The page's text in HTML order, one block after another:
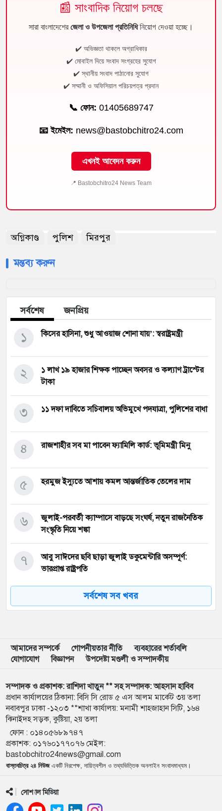
📰 সাংবাদিক নিয়োগ চলছে
সারা বাংলাদেশেরজেলা ও উপজেলা প্রতিনিধিনিয়োগ দেওয়া হচ্ছে।
✔️ অভিজ্ঞতা থাকলে অগ্রাধিকার
✔️ মোবাইল দিয়ে সংবাদ সংগ্রহের সুযোগ
✔️ স্থানীয় সংবাদ পাঠানোর সুযোগ
✔️ সম্মানী ও অফিসিয়াল পরিচয়পত্র প্রদান
📞 ফোন: 01405689747
📧 ইমেইল: news@bastobchitro24.com
এখনই আবেদন করুন
📍 Bastobchitro24 News Team
অগ্নিকাণ্ড পুলিশ মিরপুর
মন্তব্য করুন
সর্বশেষ জনপ্রিয়
কিসের হাসিনা, শুধু আওয়াজ শোনা যায়’: স্বরাষ্ট্রমন্ত্রী
১
১ লাখ ১৯ হাজার শিক্ষক পাচ্ছেন অবসর ও কল্যাণ ট্রাস্টের
টাকা
২
১১ দফা দাবিতে সচিবালয় অভিমুখে পদযাত্রা, পুলিশের বাধা
৩
রাজশাহীর সব মা পাবেন ফ্যামিলি কার্ড: ভূমিমন্ত্রী মিনু
৪
হরমুজ ইস্যুতে আশায় কমল আন্তর্জাতিক তেলের দাম
৫
জুলাই-পরবর্তী ক্যাম্পাসে বাড়ছে সংঘর্ষ, নতুন রাজনৈতিক
সংস্কৃতি নিয়ে শঙ্কা
৬
আবু সাঈদের ছবি ছাড়া জুলাই ডকুমেন্টারি অসম্পূর্ণ:
ভারপ্রাপ্ত রাষ্ট্রপতি
৭
ইনফান্তিনোর বিরুদ্ধে ‘ব্ল্যাকমেইল’-এর অভিযোগ জর্ডান
ফুটবল প্রধানের
বাংলাদেশ জনরাষ্ট্র আন্দোলন’-এর আত্মপ্রকাশ, নূরের
এনসিপি সমালোচনা
১১
শেখ হাসিনার বক্তব্য প্রচার করলে আইনানুগ ব্যবস্থা নেওয়া
হবে
১২
জবিতে সংঘর্ষের পর জকসু ভিপি-জিএসকে ক্যাম্পাসছাড়া
১৩
সর্বশেষ সব খবর
আমাদের সম্পর্কে গোপনীয়তার নীতি
ব্যবহারের শর্তাবলি
যোগাযোগ
বিজ্ঞাপন উপদেষ্টা মণ্ডলী ও সম্পাদকীয়
সম্পাদক ও প্রকাশক: রাশিদা খাতুন ** সহ সম্পাদক: আহসান হাবিব
প্রধান কার্যালয়ের ঠিকানা: বিসি সি রোড ৫ এস আলম মার্কেট ৩য় তলা
নবাবপুর ঢাকা -১২০৩ **শাখা কার্যালয়: মনামী শাহজাহান সিটি, ১৬৪
ঝিনাইদহ সড়ক, কুষ্টিয়া, ২য় তলা
ফোন : ০১৪০৫৬৮৯৭৪৭
প্রকাশক: ০১৭৬০১৭৭০৭৬ মেইল:
bastobchitro24news@gmail.com
বাস্তবচিত্র ২৪ নিউজএকটি নিরপেক্ষ, দায়িত্বশীল ও তথ্যভিত্তিক অনলাইন সংবাদমাধ্যম।
সোশ্যাল মিডিয়া